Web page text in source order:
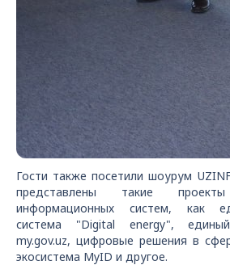
Гости также посетили шоурум
представлены такие проекты
информационных систем, как
система "Digital energy",
my.gov.uz, цифровые решения в
экосистема MyID и другое.